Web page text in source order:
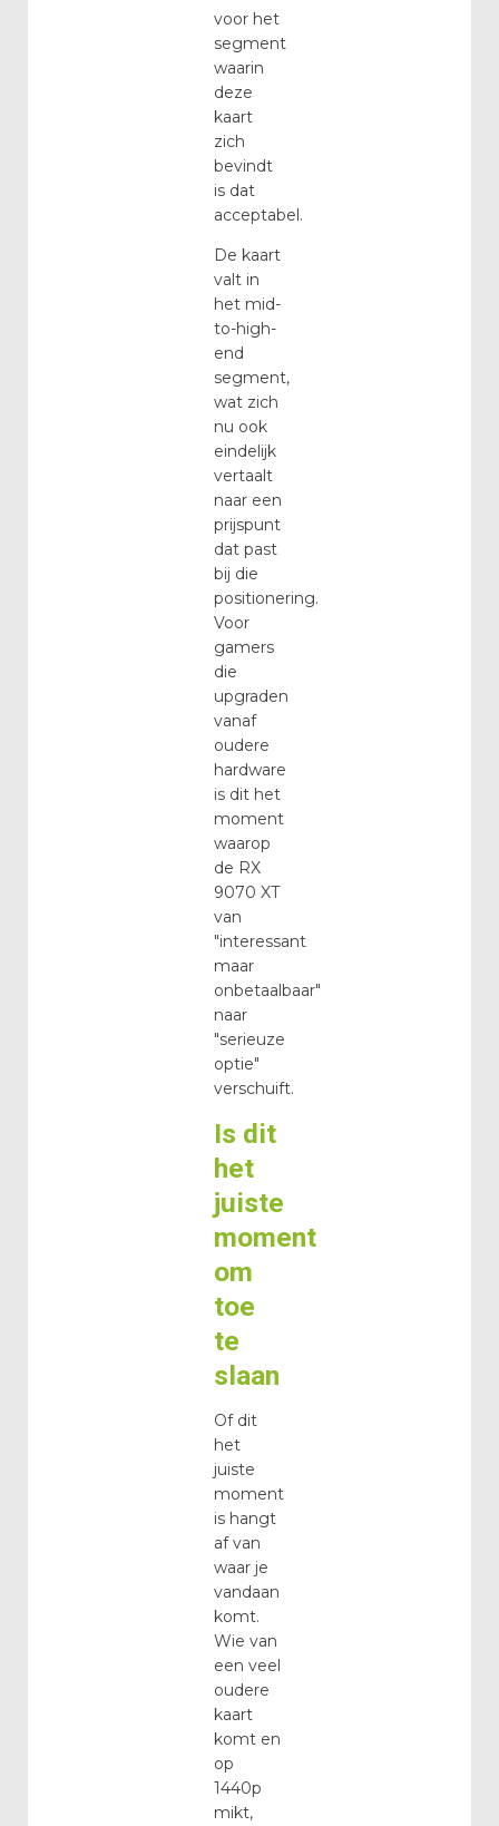
voor het
segment
waarin
deze
kaart
zich
bevindt
is dat
acceptabel.
De kaart
valt in
het mid-
to-high-
end
segment,
wat zich
nu ook
eindelijk
vertaalt
naar een
prijspunt
dat past
bij die
positionering.
Voor
gamers
die
upgraden
vanaf
oudere
hardware
is dit het
moment
waarop
de RX
9070 XT
van
"interessant
maar
onbetaalbaar"
naar
"serieuze
optie"
verschuift.
Is dit
het
juiste
moment
om
toe
te
slaan
Of dit
het
juiste
moment
is hangt
af van
waar je
vandaan
komt.
Wie van
een veel
oudere
kaart
komt en
op
1440p
mikt,